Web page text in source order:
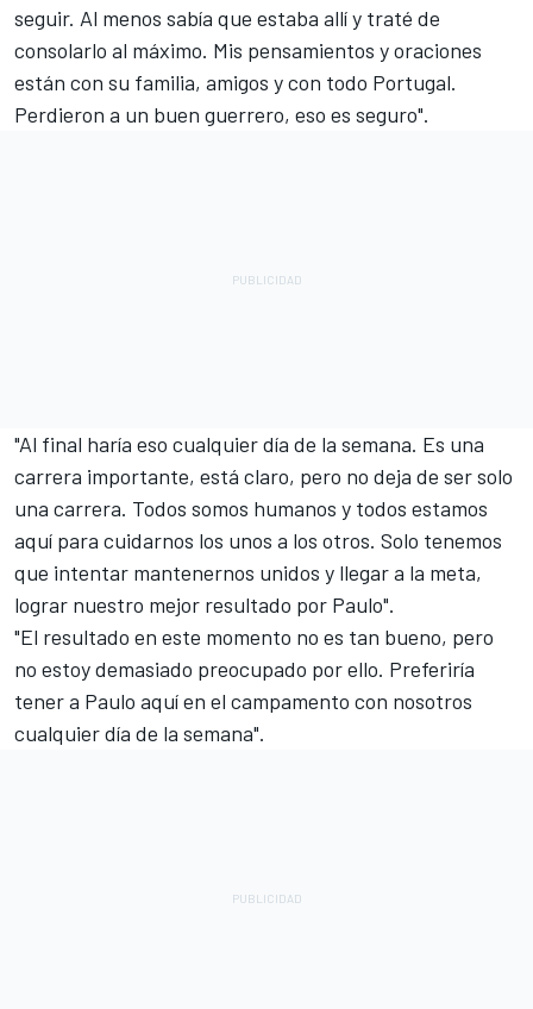
seguir. Al menos sabía que estaba allí y traté de
consolarlo al máximo. Mis pensamientos y oraciones
están con su familia, amigos y con todo Portugal.
Perdieron a un buen guerrero, eso es seguro".
"Al final haría eso cualquier día de la semana. Es una
carrera importante, está claro, pero no deja de ser solo
una carrera. Todos somos humanos y todos estamos
aquí para cuidarnos los unos a los otros. Solo tenemos
que intentar mantenernos unidos y llegar a la meta,
lograr nuestro mejor resultado por Paulo".
"El resultado en este momento no es tan bueno, pero
no estoy demasiado preocupado por ello. Preferiría
tener a Paulo aquí en el campamento con nosotros
cualquier día de la semana".